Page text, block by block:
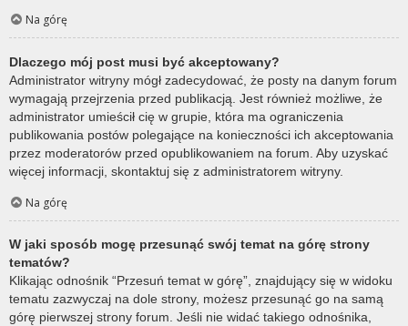
Na górę
Dlaczego mój post musi być akceptowany?
Administrator witryny mógł zadecydować, że posty na danym forum
wymagają przejrzenia przed publikacją. Jest również możliwe, że
administrator umieścił cię w grupie, która ma ograniczenia
publikowania postów polegające na konieczności ich akceptowania
przez moderatorów przed opublikowaniem na forum. Aby uzyskać
więcej informacji, skontaktuj się z administratorem witryny.
Na górę
W jaki sposób mogę przesunąć swój temat na górę strony
tematów?
Klikając odnośnik “Przesuń temat w górę”, znajdujący się w widoku
tematu zazwyczaj na dole strony, możesz przesunąć go na samą
górę pierwszej strony forum. Jeśli nie widać takiego odnośnika,